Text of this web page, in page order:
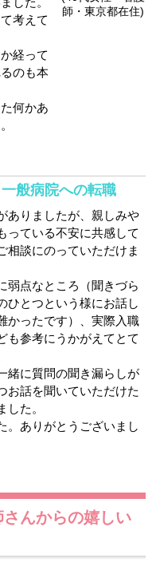
師・東京都在住)
考えて
経って
のも本
何かあ
般病院への転職
ありましたが、親しみや
っている不安に共感して
相談にのっていただけま
弱点なところ（聞きづら
ひとつという様にお話し
かったです）、実際入職
も参考にうかがえてとて
緒に質問の聞き漏らしが
お話を聞いていただけた
した。
。ありがとうございまし
んからの嬉しい